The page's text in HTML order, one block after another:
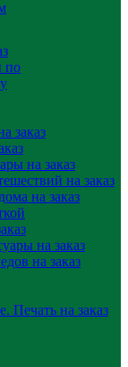
по
заказ
на заказ
на заказ
на заказ
на заказ
на заказ
Печать на заказ